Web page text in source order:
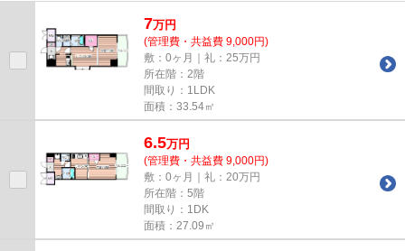
7万円
(管理費・共益費 9,000円)
敷：0ヶ月｜礼：25万円
所在階：2階
間取り：1LDK
面積：33.54㎡
6.5万円
(管理費・共益費 9,000円)
敷：0ヶ月｜礼：20万円
所在階：5階
間取り：1DK
面積：27.09㎡